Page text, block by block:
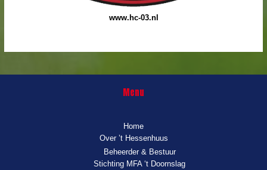
www.hc-03.nl
Menu
Home
Over ’t Hessenhuus
Beheerder & Bestuur
Stichting MFA ‘t Doornslag